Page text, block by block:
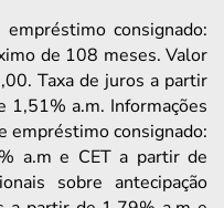
consignado:
de 108 meses. Valor
Taxa de juros a partir
1,51% a.m. Informações
empréstimo consignado:
a.m e CET a partir de
sobre antecipação